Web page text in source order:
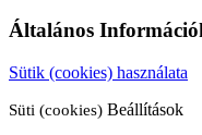
Általános
Sütik (cookies) használata
Süti (cookies) Beállítások